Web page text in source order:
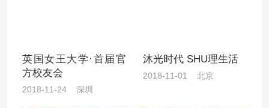
英国女王大学·首届官
方校友会
2018-11-24 深圳
沐光时代 SHU理生活
2018-11-01 北京